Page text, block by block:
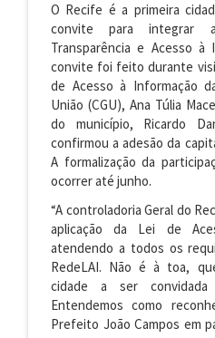
O Recife é a primeira
convite para integrar
Transparência e Acesso à
convite foi feito durante
de Acesso à Informação
União (CGU), Ana Túlia
do município, Ricardo
confirmou a adesão da
A formalização da
ocorrer até junho.
“A controladoria Geral do
aplicação da Lei de
atendendo a todos os
RedeLAI. Não é à toa,
cidade a ser
Entendemos como
Prefeito João Campos em